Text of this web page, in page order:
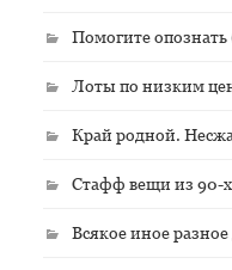
Помогите
Лоты по низким
Край родной.
Стафф вещи из 90-х
Всякое иное разное